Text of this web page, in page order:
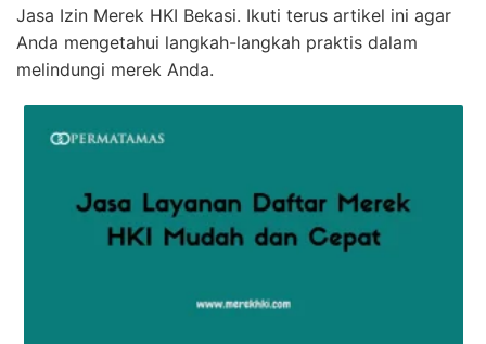
Jasa Izin Merek HKI Bekasi. Ikuti terus artikel ini agar
Anda mengetahui langkah-langkah praktis dalam
melindungi merek Anda.